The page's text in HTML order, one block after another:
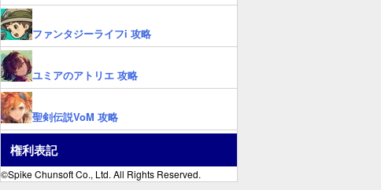
ファンタジーライフi 攻略
ユミアのアトリエ 攻略
聖剣伝説VoM 攻略
権利表記
©Spike Chunsoft Co., Ltd. All Rights Reserved.